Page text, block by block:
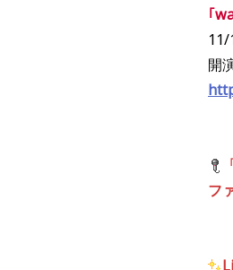
｢
11/
開
フ